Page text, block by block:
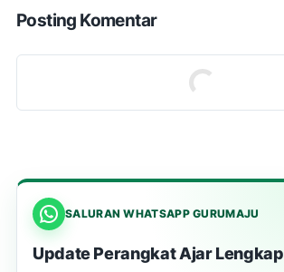
Posting Komentar
SALURAN WHATSAPP GURUMAJU
Update Perangkat Ajar Lengkap